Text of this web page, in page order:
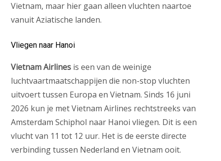
Vietnam, maar hier gaan alleen vluchten naartoe
vanuit Aziatische landen.
Vliegen naar Hanoi
Vietnam Airlines is een van de weinige
luchtvaartmaatschappijen die non-stop vluchten
uitvoert tussen Europa en Vietnam. Sinds 16 juni
2026 kun je met Vietnam Airlines rechtstreeks van
Amsterdam Schiphol naar Hanoi vliegen. Dit is een
vlucht van 11 tot 12 uur. Het is de eerste directe
verbinding tussen Nederland en Vietnam ooit.